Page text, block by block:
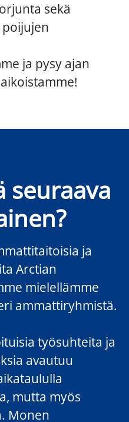
sekä
ja pysy ajan
seuraava
ja
Arctian
mielellämme
ammattiryhmistä.
työsuhteita ja
avautuu
mutta myös
Monen